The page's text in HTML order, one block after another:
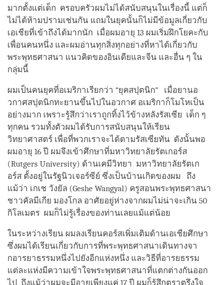
มากตั้งแต่เด็ก ครอบครัวผมไม่ได้สนับสนุนในเรื่องนี้ แต่ก็
ไม่ได้ห้ามปรามเช่นกัน แถมในยุคนั้นก็ไม่มีข้อมูลเกี่ยวกับ
เอเชียที่เข้าถึงได้มากนัก เมื่อผมอายุ 13 ผมเริ่มฝึกโยคะกับ
เพื่อนคนหนึ่ง และผมอ่านทุกสิ่งทุกอย่างที่หาได้เกี่ยวกับ
พระพุทธศาสนา แนวคิดของอินเดียและจีน และอื่น ๆ ใน
กลุ่มนี้
ผมเป็นคนยุคที่อเมริกาเรียกว่า “ยุคสปุตนิก” เมื่อยานอ
วกาศสปุตนิกทะยานขึ้นไปในอวกาศ อเมริกาก็โมโหเป็น
อย่างมาก เพราะรู้สึกว่าเราถูกทิ้งไว้ข้างหลังรัสเซีย เด็ก ๆ
ทุกคน รวมทั้งตัวผมได้รับการสนับสนุนให้เรียน
วิทยาศาสตร์ เพื่อที่พวกเราจะได้ตามรัสเซียทัน ดังนั้นพอ
ผมอายุ 16 ปี ผมจึงเข้าศึกษาที่มหาวิทยาลัยรัตเกอร์ส
(Rutgers University) ด้านเคมีวิทยา มหาวิทยาลัยรัตเก
อร์ส ตั้งอยู่ในรัฐนิวเจอร์ซีย์ ซึ่งเป็นบ้านเกิดของผม ถึง
แม้ว่า เกเช วังยัล (Geshe Wangyal) ครูสอนพระพุทธศาสนา
ชาวคัลมีเกีย มองโกล อาศัยอยู่ห่างจากผมไม่น่าจะเกิน 50
กิโลเมตร ผมก็ไม่รู้เรื่องของท่านเลยแม้แต่น้อย
ในระหว่างเรียน ผมลงเรียนคอร์สเพิ่มเติมด้านเอเชียศึกษา
ซึ่งผมได้เรียนเกี่ยวกับการที่พระพุทธศาสนาเดินทางจา
กอารยาธรรมหนึ่งไปยังอีกแห่งหนึ่ง และวิธีที่อารยธรรม
แต่ละแห่งมีความเข้าใจพระพุทธศาสนาที่แตกต่างกันออก
ไป ถึงแม้ว่าผมจะมีอายุเพียงแค่ 17 ปี ผมก็รู้สึกตราตรึงใจ